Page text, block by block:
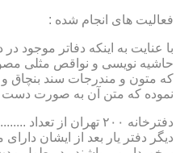
فعالیت های انجام شده :
با عنایت به اینکه دفاتر موجود
حاشیه نویسی و نواقص مثلی مصون
که متون و مندرجات سند بنچاق و
نموده که متن آن به صورت دست
دفترخانه ۲۰۰
دیگر دفتر یار بعد از ایشان